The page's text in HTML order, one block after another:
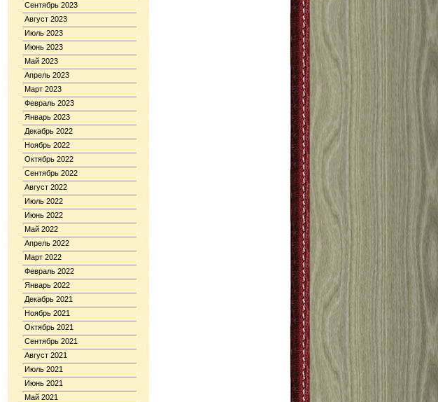
Сентябрь 2023
Август 2023
Июль 2023
Июнь 2023
Май 2023
Апрель 2023
Март 2023
Февраль 2023
Январь 2023
Декабрь 2022
Ноябрь 2022
Октябрь 2022
Сентябрь 2022
Август 2022
Июль 2022
Июнь 2022
Май 2022
Апрель 2022
Март 2022
Февраль 2022
Январь 2022
Декабрь 2021
Ноябрь 2021
Октябрь 2021
Сентябрь 2021
Август 2021
Июль 2021
Июнь 2021
Май 2021